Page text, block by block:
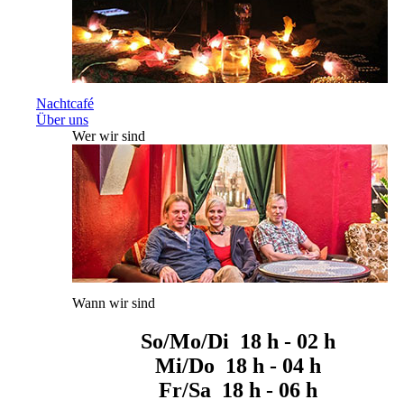
Nachtcafé
Über uns
Wer wir sind
Wann wir sind
So/Mo/Di 18 h - 02 h
Mi/Do 18 h - 04 h
Fr/Sa 18 h - 06 h